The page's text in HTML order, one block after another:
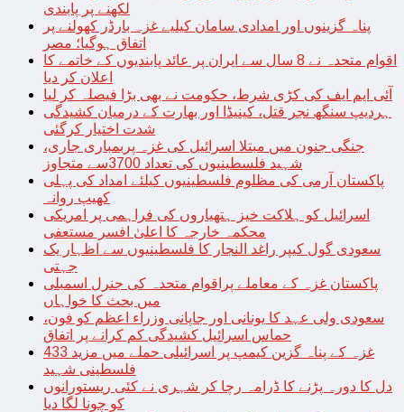
لکھنے پر پابندی
پناہ گزینوں اور امدادی سامان کیلیے غزہ بارڈر کھولنے پر
اتفاق ہوگیا؛ مصر
اقوام متحدہ نے 8 سال سے ایران پر عائد پابندیوں کے خاتمے کا
اعلان کر دیا
آئی ایم ایف کی کڑی شرط، حکومت نے بھی بڑا فیصلہ کر لیا
ہردیپ سنگھ نجر قتل، کینیڈا اور بھارت کے درمیان کشیدگی
شدت اختیار کرگئی
جنگی جنون میں مبتلا اسرائیل کی غزہ پربمباری جاری،
شہید فلسطینیوں کی تعداد 3700سے متجاوز
پاکستان آرمی کی مظلوم فلسطینیوں کیلئے امداد کی پہلی
کھیپ روانہ
اسرائیل کو ہلاکت خیز ہتھیاروں کی فراہمی پر امریکی
محکمہ خارجہ کا اعلیٰ افسر مستعفی
سعودی گول کیپر راغد النجار کا فلسطینیوں سے اظہار یک
جہتی
پاکستان غزہ کے معاملے پراقوام متحدہ کی جنرل اسمبلی
میں بحث کا خواہاں
سعودی ولی عہد کا یونانی اور جاپانی وزراء اعظم کو فون،
حماس اسرائیل کشیدگی کم کرانے پر اتفاق
غزہ کے پناہ گزین کیمپ پر اسرائیلی حملے میں مزید 433
فلسطینی شہید
دل کا دورہ پڑنے کا ڈرامہ رچا کر شہری نے کئی ریستورانوں
کو چونا لگا دیا